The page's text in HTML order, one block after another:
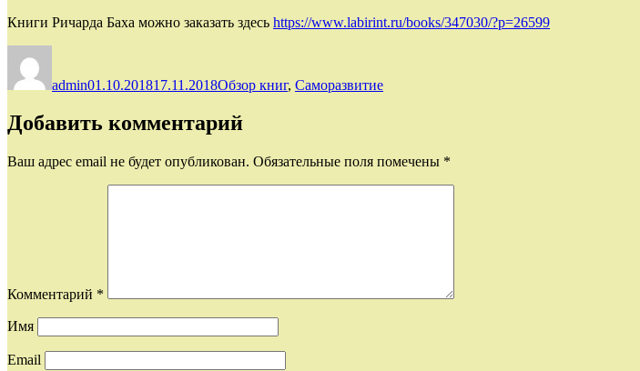
Книги Ричарда Баха можно заказать здесь https://www.labirint.ru/books/347030/?p=26599
admin01.10.201817.11.2018Обзор книг, Саморазвитие
Добавить комментарий
Ваш адрес email не будет опубликован. Обязательные поля помечены *
Комментарий *
Имя
Email